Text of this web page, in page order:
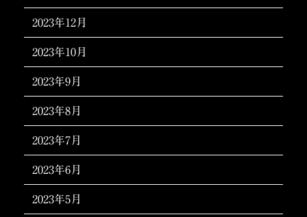
2023年12月
2023年10月
2023年9月
2023年8月
2023年7月
2023年6月
2023年5月